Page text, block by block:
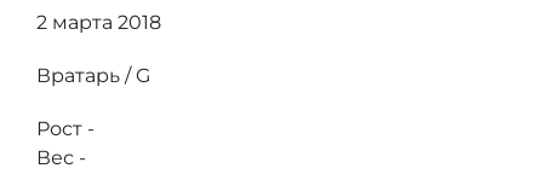
2 марта 2018
Вратарь / G
Рост -
Вес -